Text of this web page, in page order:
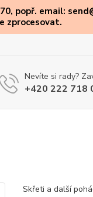
popř. email:
zprocesovat.
Nevíte si rady?
+420 222 718
Skřeti a další